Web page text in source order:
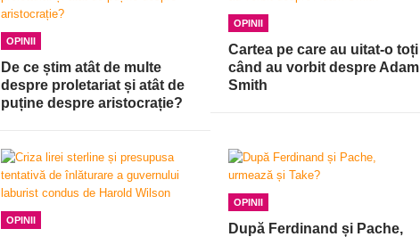
OPINII
De ce știm atât de multe
despre proletariat și atât de
puține despre aristocrație?
OPINII
Cartea pe care au uitat-o toți
când au vorbit despre Adam
Smith
OPINII
OPINII
După Ferdinand și Pache,